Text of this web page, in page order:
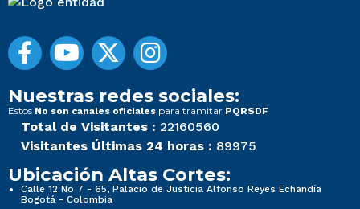
Nuestras redes sociales:
Estos No son canales oficiales para tramitar PQRSDF
Total de Visitantes : 22160560
Visitantes Últimas 24 horas : 89975
Ubicación Altas Cortes:
Calle 12 No 7 - 65, Palacio de Justicia Alfonso Reyes Echandía
Bogotá - Colombia